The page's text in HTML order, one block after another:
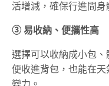
活增減，確保行進間身
③ 易收納、便攜性高
選擇可以收納成小包
便收進背包，也能在